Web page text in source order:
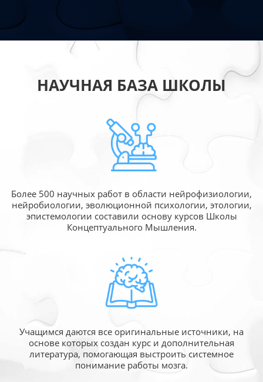
НАУЧНАЯ БАЗА ШКОЛЫ
Более 500 научных работ в области нейрофизиологии,
нейробиологии, эволюционной психологии, этологии,
эпистемологии составили основу курсов Школы
Концептуального Мышления.
Учащимся даются все оригинальные источники, на
основе которых создан курс и дополнительная
литература, помогающая выстроить системное
понимание работы мозга.